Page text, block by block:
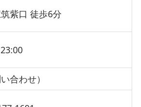
紫口 徒歩6分
合わせ）